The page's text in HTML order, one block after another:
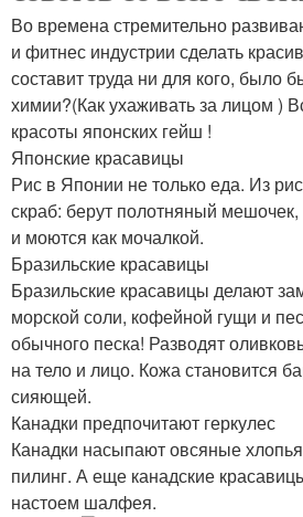
Во времена стремительно
и фитнес индустрии сделать
составит труда ни для кого, было
химии?(Как ухаживать за лицом )
красоты японских гейш !
Японские красавицы
Рис в Японии не только еда. Из
скраб: берут полотняный
и моются как мочалкой.
Бразильские красавицы
Бразильские красавицы делают
морской соли, кофейной гущи и
обычного песка! Разводят
на тело и лицо. Кожа становится
сияющей.
Канадки предпочитают геркулес
Канадки насыпают овсяные
пилинг. А еще канадские
настоем шалфея.